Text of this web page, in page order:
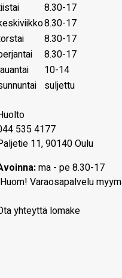
8.30-17
8.30-17
8.30-17
8.30-17
10-14
suljettu
535 4177
11, 90140 Oulu
ma - pe 8.30-17
Varaosapalvelu
yhteyttä lomake